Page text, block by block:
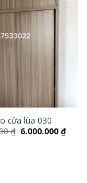
cửa lùa 030
₫ 6.000.000₫